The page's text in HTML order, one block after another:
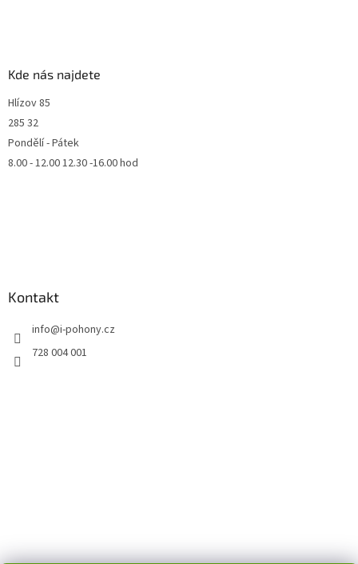
Kde nás najdete
Hlízov 85
285 32
Pondělí - Pátek
8.00 - 12.00 12.30 -16.00 hod
Kontakt
info@i-pohony.cz
728 004 001